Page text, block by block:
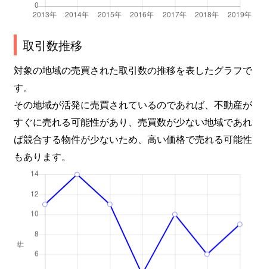
取引数推移
対象の地域の売買された取引数の推移を表したグラフで
す。
その地域が活発に売買されているのであれば、不動産が
すぐに売れる可能性があり、売買数が少ない地域であれ
ば競合する物件が少ないため、高い価格で売れる可能性
もあります。